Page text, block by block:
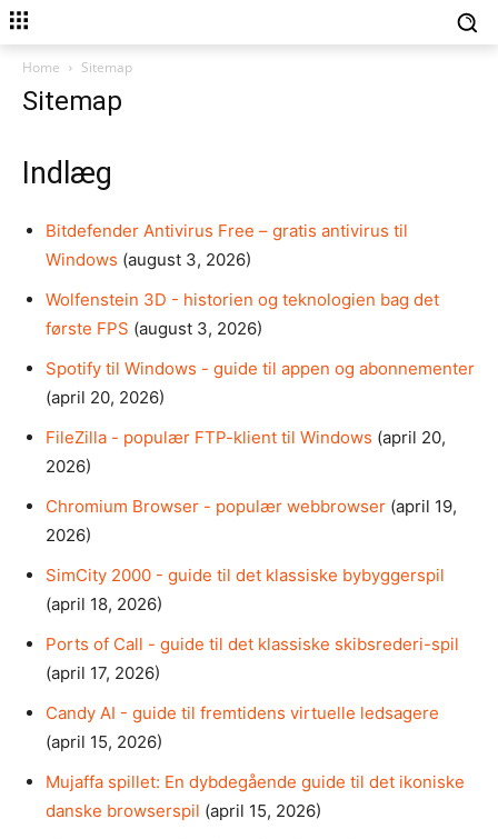
Home Sitemap
Sitemap
Indlæg
Bitdefender Antivirus Free – gratis antivirus til
Windows (august 3, 2026)
Wolfenstein 3D - historien og teknologien bag det
første FPS (august 3, 2026)
Spotify til Windows - guide til appen og abonnementer
(april 20, 2026)
FileZilla - populær FTP-klient til Windows (april 20,
2026)
Chromium Browser - populær webbrowser (april 19,
2026)
SimCity 2000 - guide til det klassiske bybyggerspil
(april 18, 2026)
Ports of Call - guide til det klassiske skibsrederi-spil
(april 17, 2026)
Candy AI - guide til fremtidens virtuelle ledsagere
(april 15, 2026)
Mujaffa spillet: En dybdegående guide til det ikoniske
danske browserspil (april 15, 2026)